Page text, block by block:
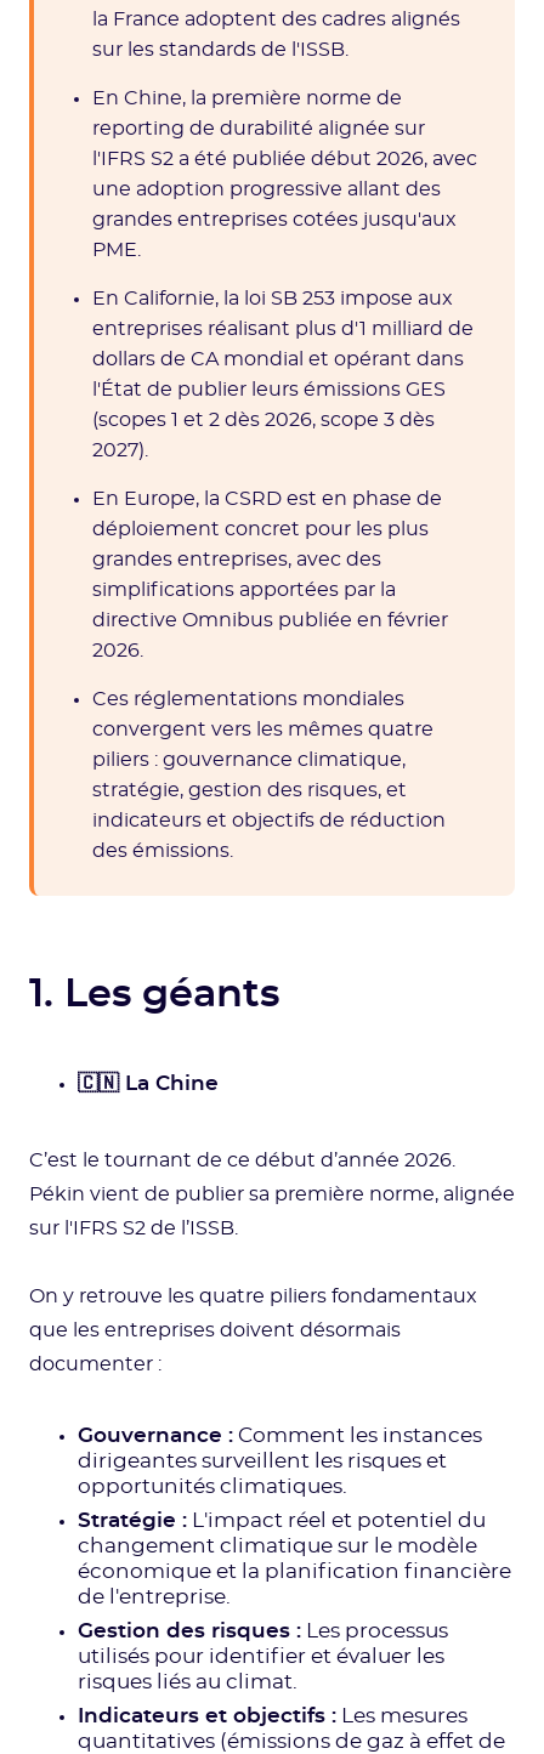
la France adoptent des cadres alignés
sur les standards de l'ISSB.
En Chine, la première norme de
reporting de durabilité alignée sur
l'IFRS S2 a été publiée début 2026, avec
une adoption progressive allant des
grandes entreprises cotées jusqu'aux
PME.
En Californie, la loi SB 253 impose aux
entreprises réalisant plus d'1 milliard de
dollars de CA mondial et opérant dans
l'État de publier leurs émissions GES
(scopes 1 et 2 dès 2026, scope 3 dès
2027).
En Europe, la CSRD est en phase de
déploiement concret pour les plus
grandes entreprises, avec des
simplifications apportées par la
directive Omnibus publiée en février
2026.
Ces réglementations mondiales
convergent vers les mêmes quatre
piliers : gouvernance climatique,
stratégie, gestion des risques, et
indicateurs et objectifs de réduction
des émissions.
1. Les géants
🇨🇳 La Chine
C’est le tournant de ce début d’année 2026.
Pékin vient de publier sa première norme, alignée
sur l'IFRS S2 de l’ISSB.
On y retrouve les quatre piliers fondamentaux
que les entreprises doivent désormais
documenter :
Gouvernance : Comment les instances
dirigeantes surveillent les risques et
opportunités climatiques.
Stratégie : L'impact réel et potentiel du
changement climatique sur le modèle
économique et la planification financière
de l'entreprise.
Gestion des risques : Les processus
utilisés pour identifier et évaluer les
risques liés au climat.
Indicateurs et objectifs : Les mesures
quantitatives (émissions de gaz à effet de